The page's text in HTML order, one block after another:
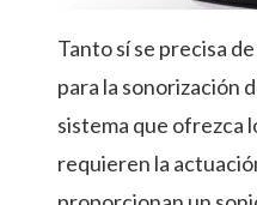
Tanto sí se precisa
para la sonorización
sistema que ofrezca
requieren la